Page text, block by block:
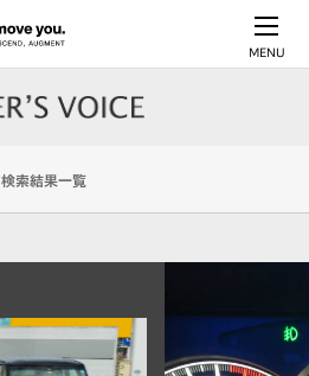
MENU
検索結果一覧